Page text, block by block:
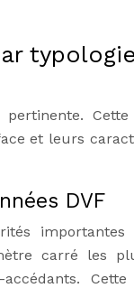
Cette
et leurs
DVF
carré les
Cette